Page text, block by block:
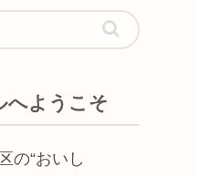
ようこそ
の“おいし